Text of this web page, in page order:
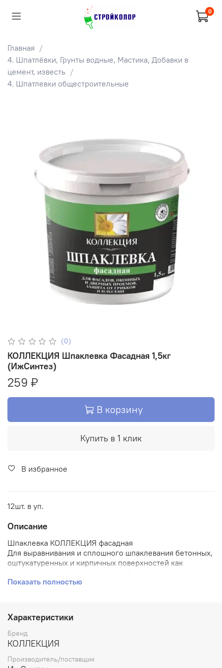
0
Главная
4. Шпатлёвки, Грунты водные, Мастика, Добавки в
цемент, известь
4. Шпатлевки общестроительные
(0)
КОЛЛЕКЦИЯ Шпаклевка Фасадная 1,5кг
(ИжСинтез)
259 ₽
В корзину
Купить в 1 клик
В избранное
12шт. в уп.
Описание
Шпаклевка КОЛЛЕКЦИЯ фасадная
Для выравнивания и сплошного шпаклевания бетонных,
оштукатуренных и кирпичных поверхностей как
повышенной влажностью перед окраской любыми
предотвращает гниение, рост плесени, грибков и
водорослей, что значительно продлевает срок службы
поверхности.
Данная шпаклевка применяется для выравнивания
Показать полностью
Характеристики
Бренд
КОЛЛЕКЦИЯ
Производитель/поставщик